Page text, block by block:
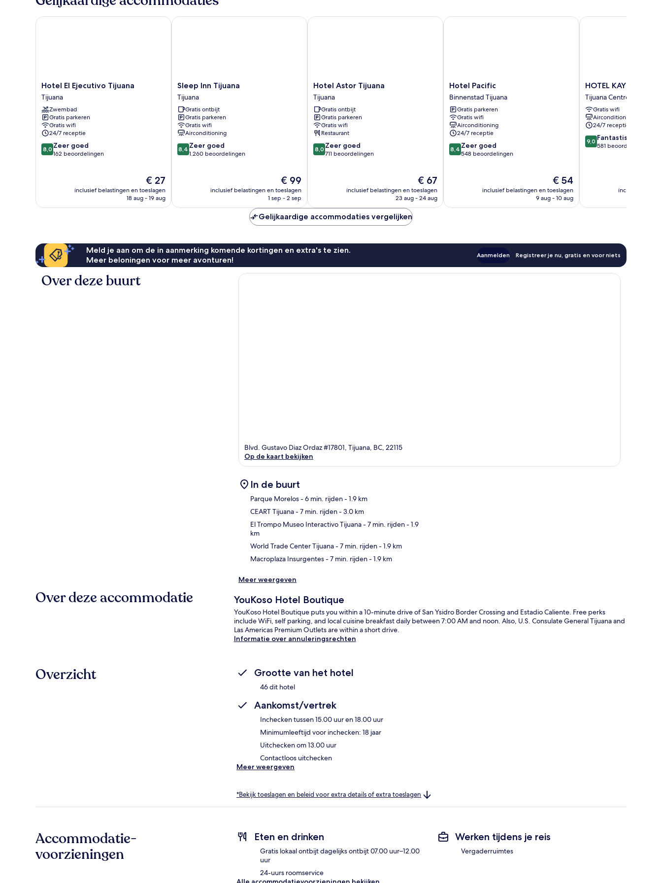
Hotel
El
Ejecutivo
Tijuana
Tijuana
Hotel El Ejecutivo Tijuana
Tijuana
Zwembad
Gratis parkeren
Gratis wifi
24/7 receptie
8.0
van
8,0 Zeer goed
162 beoordelingen
De
prijs
is
€ 27
inclusief belastingen en toeslagen
18 aug - 19 aug
Hotel El Ejecutivo Tijuana
Sleep
Inn
Tijuana
Tijuana
Sleep Inn Tijuana
Tijuana
Gratis ontbijt
Gratis parkeren
Gratis wifi
Airconditioning
8.4
van
8,4 Zeer goed
1.260 beoordelingen
De
prijs
is
€ 99
inclusief belastingen en toeslagen
1 sep - 2 sep
Sleep Inn Tijuana
Hotel
Astor
Tijuana
Tijuana
Hotel Astor Tijuana
Tijuana
Gratis ontbijt
Gratis parkeren
Gratis wifi
Restaurant
8.0
van
8,0 Zeer goed
711 beoordelingen
De
prijs
is
€ 67
inclusief belastingen en toeslagen
23 aug - 24 aug
Hotel Astor Tijuana
Hotel
Pacific
Binnenstad
Tijuana
Hotel Pacific
Binnenstad Tijuana
Gratis parkeren
Gratis wifi
Airconditioning
24/7 receptie
8.4
van
8,4 Zeer goed
548 beoordelingen
De
prijs
is
€ 54
inclusief belastingen en toeslagen
9 aug - 10 aug
Hotel Pacific
HOTEL
KAYE8
Tijuana
Centro
HOTEL KAYE8
Tijuana Centro
Gratis wifi
Airconditioning
24/7 receptie
9.0
van
9,0 Fantastisch
581 beoordelingen
inclusief
HOTEL KAYE8
Gelijkaardige accommodaties vergelijken
Meld je aan om de in aanmerking komende kortingen en extra's te zien.
Meer beloningen voor meer avonturen!
Aanmelden Registreer je nu, gratis en voor niets
Over deze buurt
Blvd. Gustavo Diaz Ordaz #17801, Tijuana, BC, 22115
Op de kaart bekijken
In de buurt
Parque Morelos- 6 min. rijden- 1.9 km
CEART Tijuana- 7 min. rijden- 3.0 km
El Trompo Museo Interactivo Tijuana- 7 min. rijden- 1.9
km
World Trade Center Tijuana- 7 min. rijden- 1.9 km
Macroplaza Insurgentes- 7 min. rijden- 1.9 km
Meer weergeven
Over deze accommodatie YouKoso Hotel Boutique
YouKoso Hotel Boutique puts you within a 10-minute drive of San Ysidro Border Crossing and Estadio Caliente. Free perks
include WiFi, self parking, and local cuisine breakfast daily between 7:00 AM and noon. Also, U.S. Consulate General Tijuana and
Las Americas Premium Outlets are within a short drive.
Informatie over annuleringsrechten
Overzicht Grootte van het hotel
46 dit hotel
Aankomst/vertrek
Inchecken tussen 15.00 uur en 18.00 uur
Minimumleeftijd voor inchecken: 18 jaar
Uitchecken om 13.00 uur
Contactloos uitchecken
Meer weergeven
*Bekijk toeslagen en beleid voor extra details of extra toeslagen
Accommodatie-
voorzieningen
Eten en drinken
Gratis lokaal ontbijt dagelijks ontbijt 07.00 uur–12.00
uur
24-uurs roomservice
Werken tijdens je reis
Vergaderruimtes